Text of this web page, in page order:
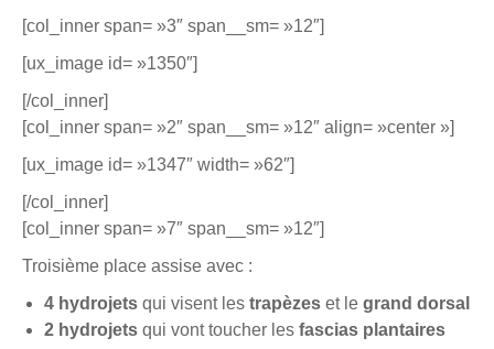
[col_inner span= »3″ span__sm= »12″]
[ux_image id= »1350″]
[/col_inner]
[col_inner span= »2″ span__sm= »12″ align= »center »]
[ux_image id= »1347″ width= »62″]
[/col_inner]
[col_inner span= »7″ span__sm= »12″]
Troisième place assise avec :
4 hydrojets qui visent les trapèzes et le grand dorsal
2 hydrojets qui vont toucher les fascias plantaires